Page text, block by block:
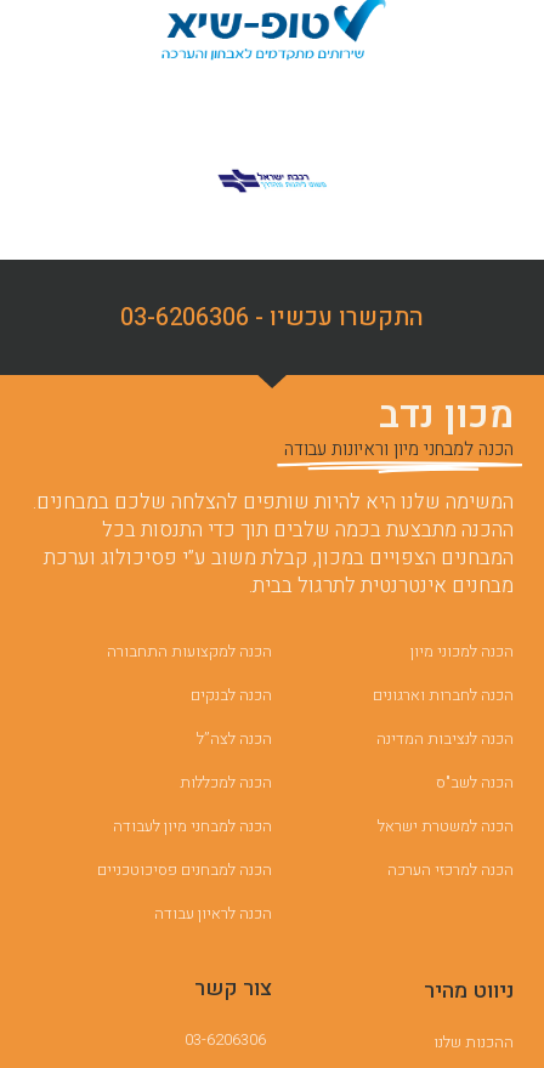
התקשרו עכשיו - 03-6206306
מכון נדב
הכנה למבחני מיון וראיונות עבודה
המשימה שלנו היא להיות שותפים להצלחה שלכם במבחנים.
ההכנה מתבצעת בכמה שלבים תוך כדי התנסות בכל
המבחנים הצפויים במכון, קבלת משוב ע”י פסיכולוג וערכת
מבחנים אינטרנטית לתרגול בבית.
הכנה למכוני מיון
הכנה לחברות וארגונים
הכנה לנציבות המדינה
הכנה לשב"ס
הכנה למשטרת ישראל
הכנה למרכזי הערכה
הכנה למקצועות התחבורה
הכנה לבנקים
הכנה לצה”ל
הכנה למכללות
הכנה למבחני מיון לעבודה
הכנה למבחנים פסיכוטכניים
הכנה לראיון עבודה
ניווט מהיר
ההכנות שלנו
צור קשר
03-6206306